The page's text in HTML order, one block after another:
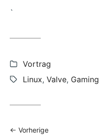
`
Kategorien:
Vortrag
Schlagwörter:
Linux, Valve, Gaming
Vorherige